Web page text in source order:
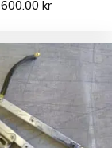
600.00 kr